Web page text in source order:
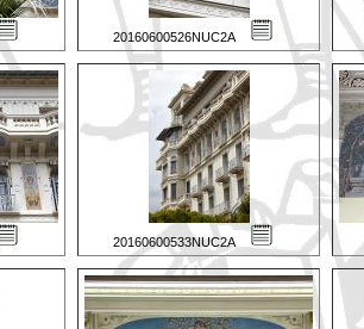
20160600526NUC2A
20160600533NUC2A